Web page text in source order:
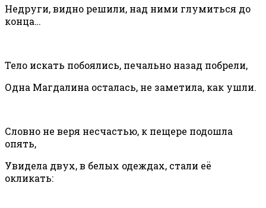
Недруги, видно решили, над ними глумиться до
конца…
Тело искать побоялись, печально назад побрели,
Одна Магдалина осталась, не заметила, как ушли.
Словно не веря несчастью, к пещере подошла
опять,
Увидела двух, в белых одеждах, стали её
окликать: